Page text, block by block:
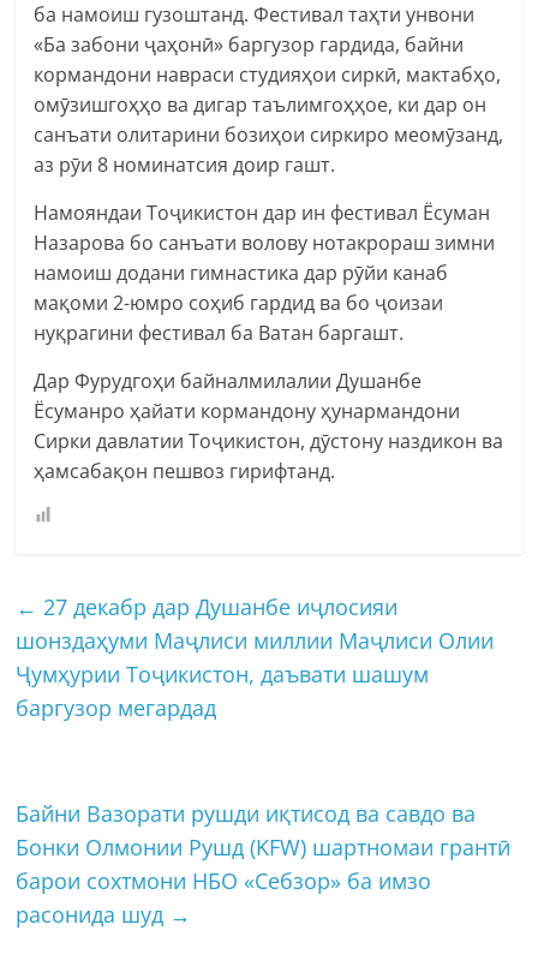
ба намоиш гузоштанд. Фестивал таҳти унвони
«Ба забони ҷаҳонӣ» баргузор гардида, байни
кормандони навраси студияҳои сиркӣ, мактабҳо,
омӯзишгоҳҳо ва дигар таълимгоҳҳое, ки дар он
санъати олитарини бозиҳои сиркиро меомӯзанд,
аз рӯи 8 номинатсия доир гашт.
Намояндаи Тоҷикистон дар ин фестивал Ёсуман
Назарова бо санъати волову нотакрораш зимни
намоиш додани гимнастика дар рӯйи канаб
мақоми 2-юмро соҳиб гардид ва бо ҷоизаи
нуқрагини фестивал ба Ватан баргашт.
Дар Фурудгоҳи байналмилалии Душанбе
Ёсуманро ҳайати кормандону ҳунармандони
Сирки давлатии Тоҷикистон, дӯстону наздикон ва
ҳамсабақон пешвоз гирифтанд.
← 27 декабр дар Душанбе иҷлосияи
шонздаҳуми Маҷлиси миллии Маҷлиси Олии
Ҷумҳурии Тоҷикистон, даъвати шашум
баргузор мегардад
Байни Вазорати рушди иқтисод ва савдо ва
Бонки Олмонии Рушд (KFW) шартномаи грантӣ
барои сохтмони НБО «Себзор» ба имзо
расонида шуд →